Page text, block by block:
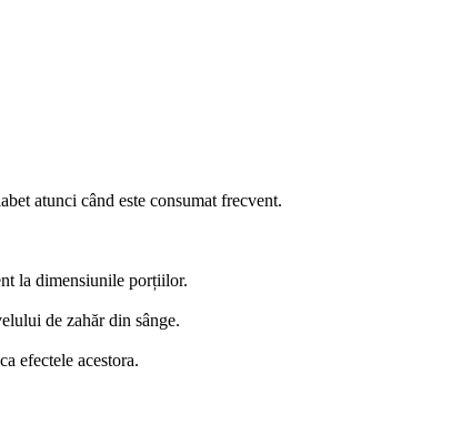
atunci când este consumat frecvent.
la dimensiunile porțiilor.
de zahăr din sânge.
efectele acestora.